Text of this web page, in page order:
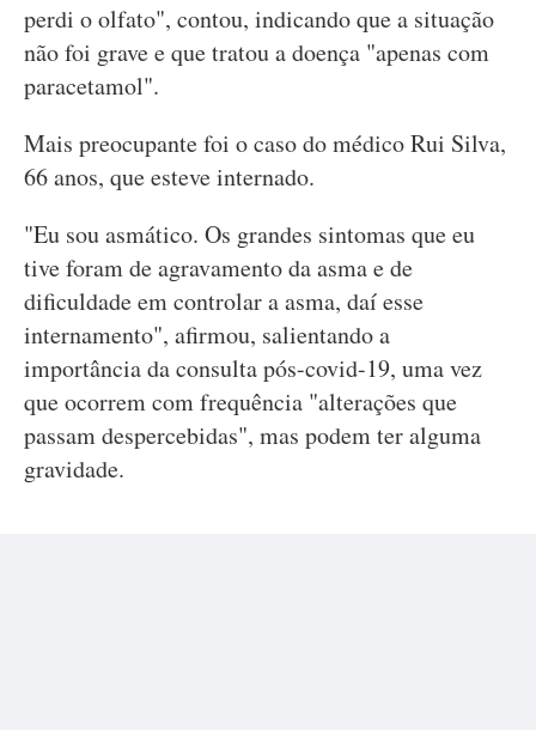
perdi o olfato", contou, indicando que a situação
não foi grave e que tratou a doença "apenas com
paracetamol".
Mais preocupante foi o caso do médico Rui Silva,
66 anos, que esteve internado.
"Eu sou asmático. Os grandes sintomas que eu
tive foram de agravamento da asma e de
dificuldade em controlar a asma, daí esse
internamento", afirmou, salientando a
importância da consulta pós-covid-19, uma vez
que ocorrem com frequência "alterações que
passam despercebidas", mas podem ter alguma
gravidade.